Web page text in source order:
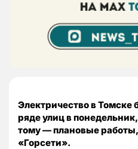
Электричество в Томске
ряде улиц в
тому — плановые
«Горсети».